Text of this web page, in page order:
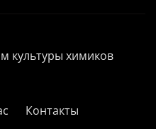
культуры химиков
Контакты